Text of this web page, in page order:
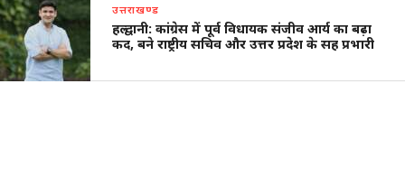
उत्तराखण्ड
हल्द्वानी: कांग्रेस में पूर्व विधायक संजीव आर्य का बढ़ा
कद, बने राष्ट्रीय सचिव और उत्तर प्रदेश के सह प्रभारी